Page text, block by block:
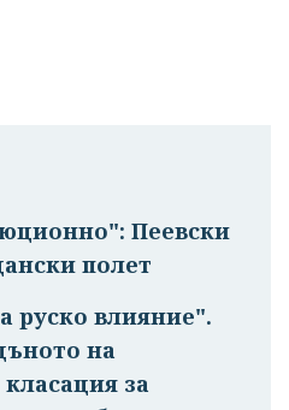
Пеевски
полет
руско влияние".
на
за